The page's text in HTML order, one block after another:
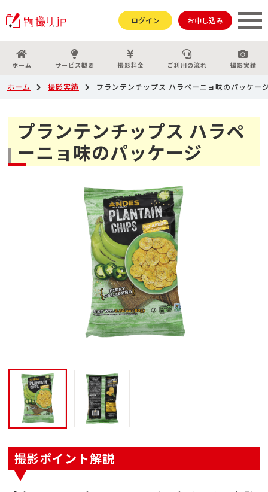
ログイン お申し込み
ホーム サービス概要 撮影料金 ご利用の流れ 撮影実績
ホーム 撮影実績 プランテンチップス ハラペーニョ味のパッケー
プランテンチップス ハラペ
ーニョ味のパッケージ
撮影ポイント解説